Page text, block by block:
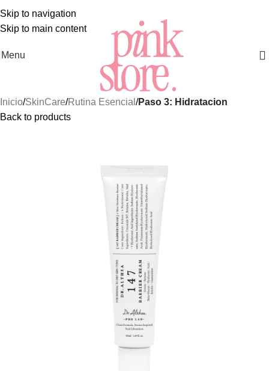
Skip to navigation
Skip to main content
Y MÁS EXCLUSIVOS PRODUCTOS DE
Menu
Inicio SkinCare Rutina Esencial Paso 3: Hidratacion
Back to products